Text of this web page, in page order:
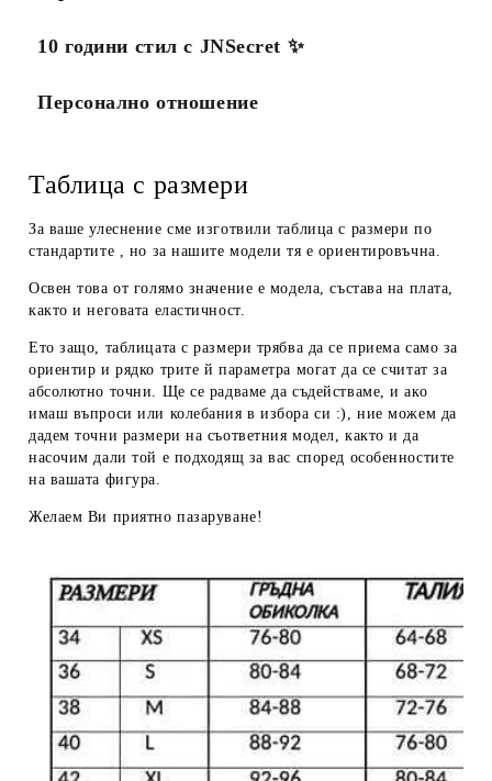
10 години стил с JNSecret ✨️
Персонално отношение
Таблица с размери
За ваше улеснение сме изготвили таблица с размери по
стандартите , но за нашите модели тя е ориентировъчна.
Освен това от голямо значение е модела, състава на плата,
както и неговата еластичност.
Ето защо, таблицата с размери трябва да се приема само за
ориентир и рядко трите й параметра могат да се считат за
абсолютно точни. Ще се радваме да съдействаме, и ако
имаш въпроси или колебания в избора си :), ние можем да
дадемточни размери на съответния модел, както и да
насочим дали той е подходящ за вас според особенностите
на вашата фигура.
Желаем Ви приятно пазаруване!